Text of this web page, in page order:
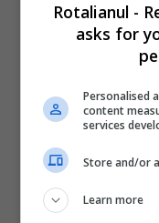
Rotalianul -
asks for
Personalised
content
services
Store and/or
Learn more